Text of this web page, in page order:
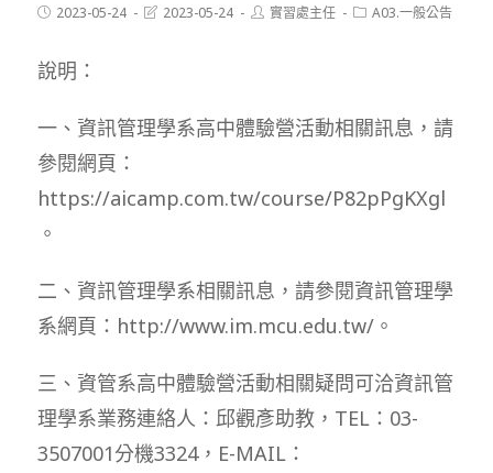
Post2023-05-24
Post2023-05-24
Post實習處主任
PostA03.一般公告
說明：
一、資訊管理學系高中體驗營活動相關訊息，請
參閱網頁：
https://aicamp.com.tw/course/P82pPgKXgl
。
二、資訊管理學系相關訊息，請參閱資訊管理學
系網頁：http://www.im.mcu.edu.tw/。
三、資管系高中體驗營活動相關疑問可洽資訊管
理學系業務連絡人：邱觀彥助教，TEL：03-
3507001分機3324，E-MAIL：